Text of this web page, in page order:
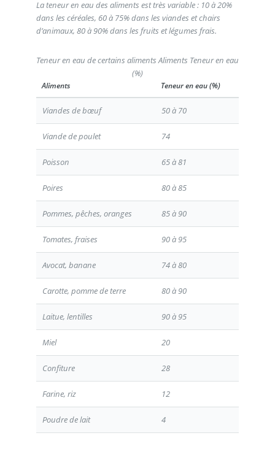
La teneur en eau des aliments est très variable : 10 à 20%
dans les céréales, 60 à 75% dans les viandes et chairs
d’animaux, 80 à 90% dans les fruits et légumes frais.
Teneur en eau de certains aliments Aliments Teneur en eau
(%)
Aliments Teneur en eau (%)
Viandes de bœuf 50 à 70
Viande de poulet 74
Poisson 65 à 81
Poires 80 à 85
Pommes, pêches, oranges 85 à 90
Tomates, fraises 90 à 95
Avocat, banane 74 à 80
Carotte, pomme de terre 80 à 90
Laitue, lentilles 90 à 95
Miel 20
Confiture 28
Farine, riz 12
Poudre de lait 4